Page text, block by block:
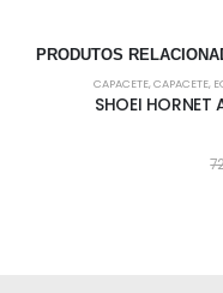
PRODUTOS
CAPACETE,CAPACETE,
SHOEI